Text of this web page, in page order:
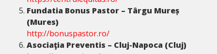
Fundatia Bonus Pastor – Târgu Mureș
(Mures)
http://bonuspastor.ro/
Asociaţia Preventis – Cluj-Napoca (Cluj)